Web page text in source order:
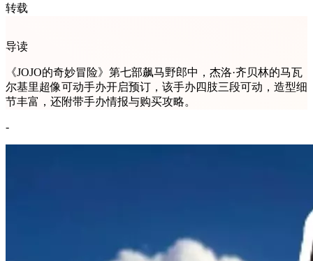
转载
导读
《JOJO的奇妙冒险》第七部飙马野郎中，杰洛·齐贝林的马瓦
尔基里超像可动手办开启预订，该手办四肢三段可动，造型细
节丰富，还附带手办情报与购买攻略。
-